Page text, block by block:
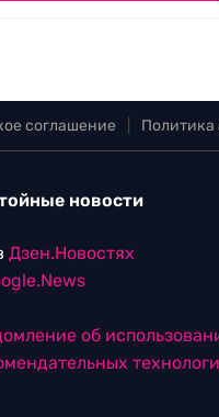
соглашение Политика
новости
Дзен.Новостях
об